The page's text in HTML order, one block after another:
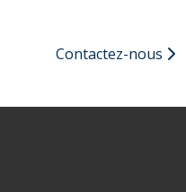
Contactez-nous